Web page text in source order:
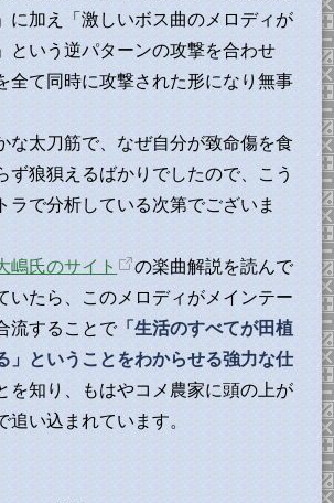
に加え「激しいボス曲のメロディが
という逆パターンの攻撃を合わせ
全て同時に攻撃された形になり無事
太刀筋で、なぜ自分が致命傷を食
ず狼狽えるばかりでしたので、こう
ラで分析している次第でございま
嶋氏のサイト
の楽曲解説を読んで
いたら、このメロディがメインテー
流することで「生活のすべてが田植
」ということをわからせる強力な仕
を知り、もはやコメ農家に頭の上が
追い込まれています。